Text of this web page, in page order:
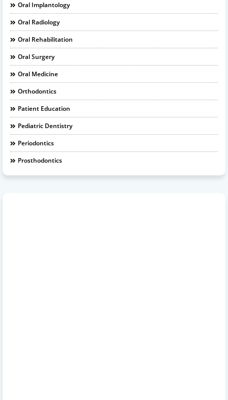
Oral Implantology
Oral Radiology
Oral Rehabilitation
Oral Surgery
Oral Medicine
Orthodontics
Patient Education
Pediatric Dentistry
Periodontics
Prosthodontics